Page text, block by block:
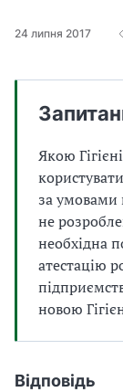
24 липня 2017
Якою
за умовами
не
необхідна
атестацію
новою
Відповідь
р
м